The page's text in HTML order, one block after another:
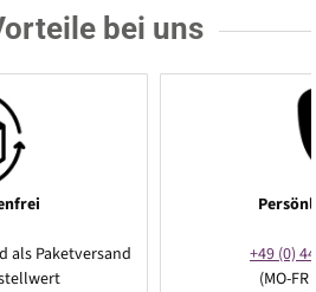
bei uns
als Paketversand
+49 (0)
(MO-